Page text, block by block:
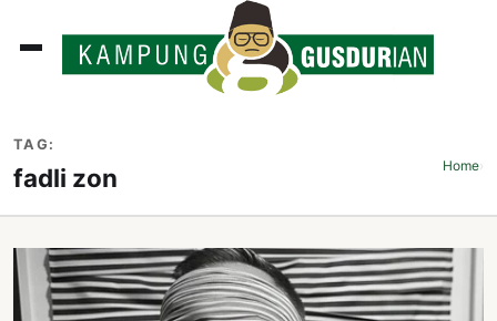
TAG:
fadli zon Home›